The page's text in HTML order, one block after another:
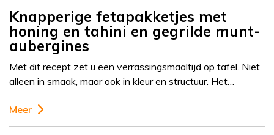
Knapperige fetapakketjes met
honing en tahini en gegrilde munt-
aubergines
Met dit recept zet u een verrassingsmaaltijd op tafel. Niet
alleen in smaak, maar ook in kleur en structuur. Het…
Meer